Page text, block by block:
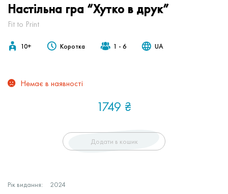
Настільна гра “Хутко в друк”
Fit to Print
10+ Коротка 1 - 6 UA
Немає в наявності
1749 ₴
Додати в кошик
Рік видання: 2024